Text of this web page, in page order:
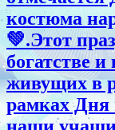
костюма
💚.Этот
богатстве
живущих в
рамках Дня